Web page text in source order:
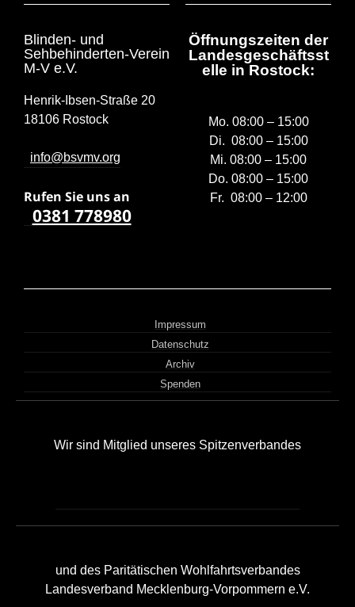
Blinden- und
Sehbehinderten-Verein
M-V e.V.
Henrik-Ibsen-Straße 20
18106 Rostock
info@bsvmv.org
Rufen Sie uns an
0381 778980
Öffnungszeiten der
Landesgeschäftsst
elle in Rostock:
Mo. 08:00 – 15:00
Di. 08:00 – 15:00
Mi. 08:00 – 15:00
Do. 08:00 – 15:00
Fr. 08:00 – 12:00
Impressum
Datenschutz
Archiv
Spenden
Wir sind Mitglied unseres Spitzenverbandes
und des Paritätischen Wohlfahrtsverbandes
Landesverband Mecklenburg-Vorpommern e.V.